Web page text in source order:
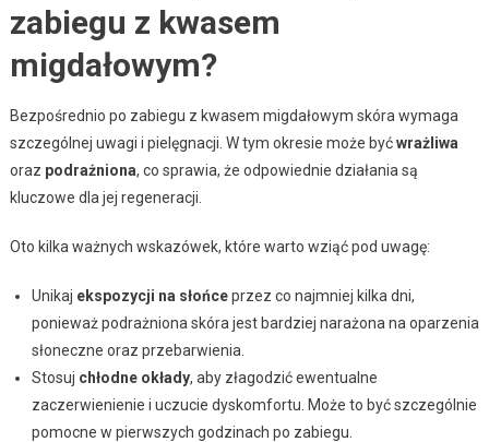
zabiegu z kwasem
migdałowym?
Bezpośrednio po zabiegu z kwasem migdałowym skóra wymaga
szczególnej uwagi i pielęgnacji. W tym okresie może byćwrażliwa
oraz podrażniona, co sprawia, że odpowiednie działania są
kluczowe dla jej regeneracji.
Oto kilka ważnych wskazówek, które warto wziąć pod uwagę:
Unikaj ekspozycji na słońceprzez co najmniej kilka dni,
ponieważ podrażniona skóra jest bardziej narażona na oparzenia
słoneczne oraz przebarwienia.
Stosuj chłodne okłady, aby złagodzić ewentualne
zaczerwienienie i uczucie dyskomfortu. Może to być szczególnie
pomocne w pierwszych godzinach po zabiegu.